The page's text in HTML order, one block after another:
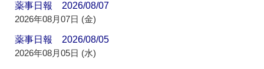
薬事日報 2026/08/07
2026年08月07日 (金)
薬事日報 2026/08/05
2026年08月05日 (水)